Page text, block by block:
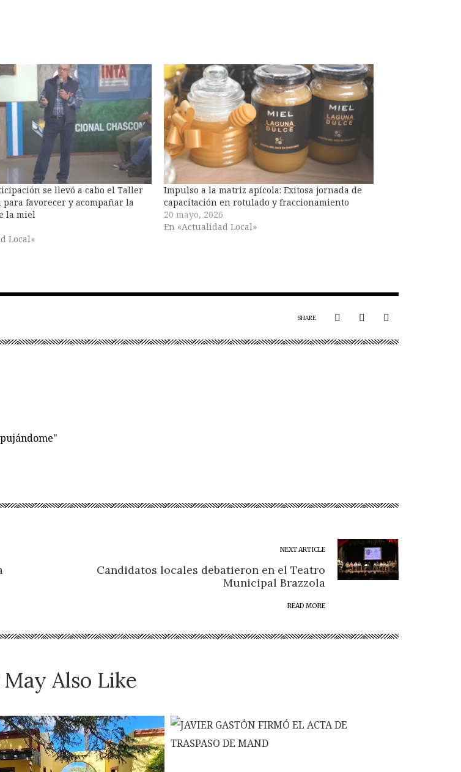
se llevó a cabo el Taller
favorecer y acompañar la
la miel
Local»
Impulso a la matriz apícola: Exitosa jornada de
capacitación en rotulado y fraccionamiento
20 mayo, 2026
En «Actualidad Local»
SHARE
NEXT ARTICLE
Candidatos locales debatieron en el Teatro
Municipal Brazzola
READ MORE
May Also Like